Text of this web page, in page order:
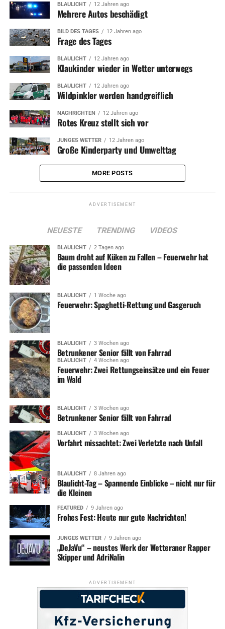
BLAULICHT 12 Jahren ago
Mehrere Autos beschädigt
BILD DES TAGES 12 Jahren ago
Frage des Tages
BLAULICHT 12 Jahren ago
Klaukinder wieder in Wetter unterwegs
BLAULICHT 12 Jahren ago
Wildpinkler werden handgreiflich
NACHRICHTEN 12 Jahren ago
Rotes Kreuz stellt sich vor
JUNGES WETTER 12 Jahren ago
Große Kinderparty und Umwelttag
MORE POSTS
ADVERTISEMENT
NEUESTE TRENDING VIDEOS
BLAULICHT 2 Tagen ago
Baum droht auf Küken zu Fallen – Feuerwehr hat
die passenden Ideen
BLAULICHT 1 Woche ago
Feuerwehr: Spaghetti-Rettung und Gasgeruch
BLAULICHT 3 Wochen ago
Betrunkener Senior fällt von Fahrrad
BLAULICHT 4 Wochen ago
Feuerwehr: Zwei Rettungseinsätze und ein Feuer
im Wald
BLAULICHT 3 Wochen ago
Betrunkener Senior fällt von Fahrrad
BLAULICHT 3 Wochen ago
Vorfahrt missachtet: Zwei Verletzte nach Unfall
BLAULICHT 8 Jahren ago
Blaulicht-Tag – Spannende Einblicke – nicht nur für
die Kleinen
FEATURED 9 Jahren ago
Frohes Fest: Heute nur gute Nachrichten!
JUNGES WETTER 9 Jahren ago
„DeJaVu“ – neustes Werk der Wetteraner Rapper
Skipper und AdriNalin
ADVERTISEMENT